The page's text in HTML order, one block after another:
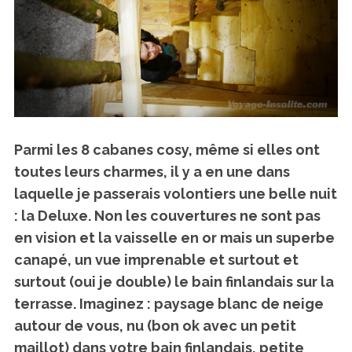
Parmi les 8 cabanes cosy, même si elles ont
toutes leurs charmes, il y a en une dans
laquelle je passerais volontiers une belle nuit
: la Deluxe. Non les couvertures ne sont pas
en vision et la vaisselle en or mais un superbe
canapé, un vue imprenable et surtout et
surtout (oui je double) le bain finlandais sur la
terrasse. Imaginez : paysage blanc de neige
autour de vous, nu (bon ok avec un petit
maillot) dans votre bain finlandais, petite